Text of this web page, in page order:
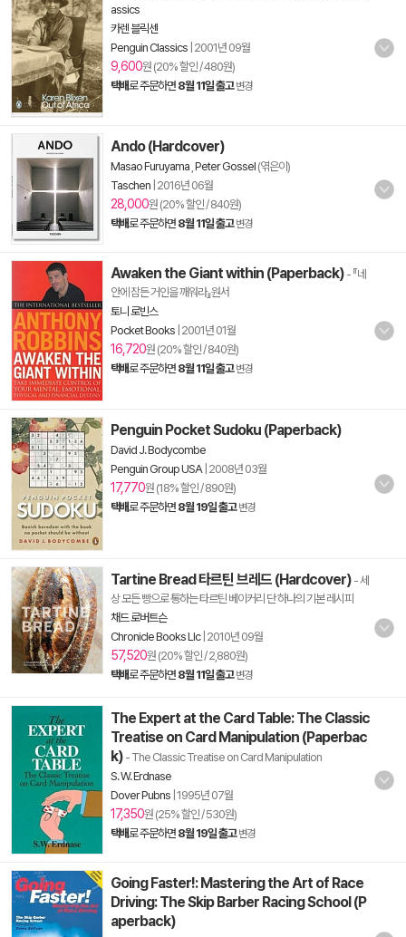
assics
카렌 블릭센
Penguin Classics 2001년 09월
9,600원 (20% 할인 / 480원)
택배로 주문하면 8월 11일 출고 변경
Ando (Hardcover)
Masao Furuyama Peter Gossel (엮은이)
Taschen 2016년 06월
28,000원 (20% 할인 / 840원)
택배로 주문하면 8월 11일 출고 변경
Awaken the Giant within (Paperback) - 『네
안에 잠든 거인을 깨워라』원서
토니 로빈스
Pocket Books 2001년 01월
16,720원 (20% 할인 / 840원)
택배로 주문하면 8월 11일 출고 변경
Penguin Pocket Sudoku (Paperback)
David J. Bodycombe
Penguin Group USA| 2008년 03월
17,770원 (18% 할인 / 890원)
택배로 주문하면 8월 19일 출고 변경
Tartine Bread 타르틴 브레드 (Hardcover) - 세
상 모든 빵으로 통하는 타르틴 베이커리 단 하나의 기본 레시피
채드 로버트슨
Chronicle Books Llc| 2010년 09월
57,520원 (20% 할인 / 2,880원)
택배로 주문하면 8월 11일 출고 변경
The Expert at the Card Table: The Classic
Treatise on Card Manipulation (Paperbac
k) - The Classic Treatise on Card Manipulation
S. W. Erdnase
Dover Pubns 1995년 07월
17,350원 (25% 할인 / 530원)
택배로 주문하면 8월 19일 출고 변경
Going Faster!: Mastering the Art of Race
Driving: The Skip Barber Racing School (P
aperback)